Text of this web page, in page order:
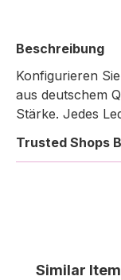
Beschreibung
Konfigurieren
aus deutschem
Stärke. Jedes
Trusted Shops
Similar